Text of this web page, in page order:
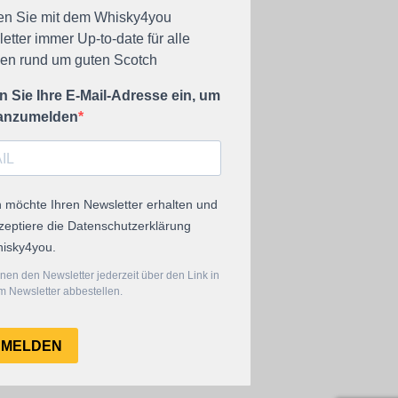
Sie mit dem Whisky4you
immer Up-to-date für alle
rund um guten Scotch
Sie Ihre E-Mail-Adresse ein, um
möchte Ihren Newsletter erhalten und
die Datenschutzerklärung
den Newsletter jederzeit über den Link in
Newsletter abbestellen.